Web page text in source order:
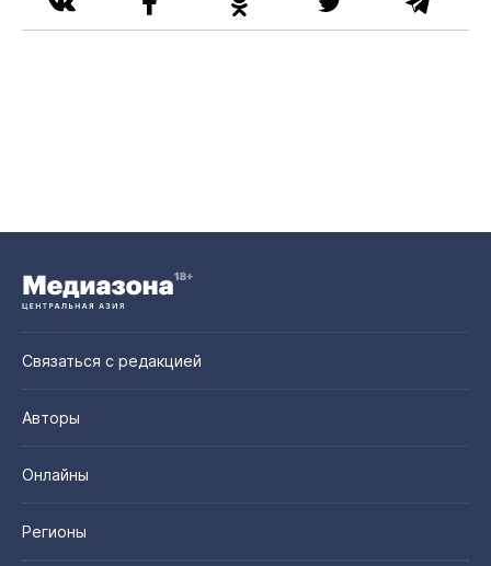
Связаться с редакцией
Авторы
Онлайны
Регионы